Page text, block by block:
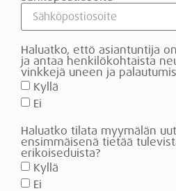
Haluatko, ettö asiantuntija
ja antaa henkilökohtaista
vinkkejä uneen ja
Kyllä
Ei
Haluatko tilata myymälän
ensimmäisenä tietää
erikoiseduista?
Kyllä
Ei